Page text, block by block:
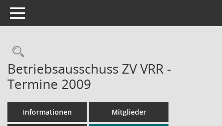
Toggle navigation
Rechercheauswahl
Betriebsausschuss ZV VRR -
Termine 2009
Informationen Mitglieder